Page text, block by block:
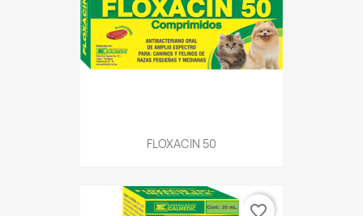
FLOXACIN 50
favorite_border